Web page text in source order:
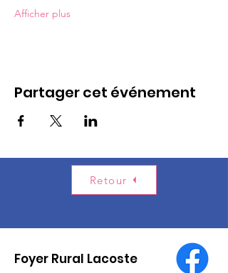
Afficher plus
Partager cet événement
Retour
Foyer Rural Lacoste